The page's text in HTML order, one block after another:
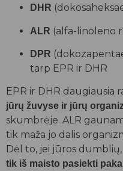
DHR
ALR (alfa-linoleno
DPR
tarp EPR ir DHR
EPR ir DHR daugiausia
jūrų žuvyse ir jūrų
skumbrėje. ALR
tik maža jo dalis
Dėl to, jei jūros
tik iš maisto pasiekti